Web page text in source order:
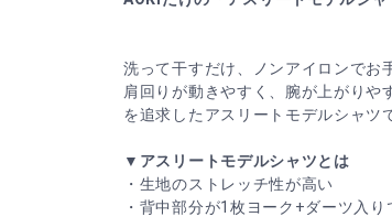
洗って干すだけ、ノンアイロンでお
肩回りが動きやすく、腕が上がりや
を追求したアスリートモデルシャツ
▼アスリートモデルシャツとは
・生地のストレッチ性が高い
・背中部分が1枚ヨーク+ダーツ入